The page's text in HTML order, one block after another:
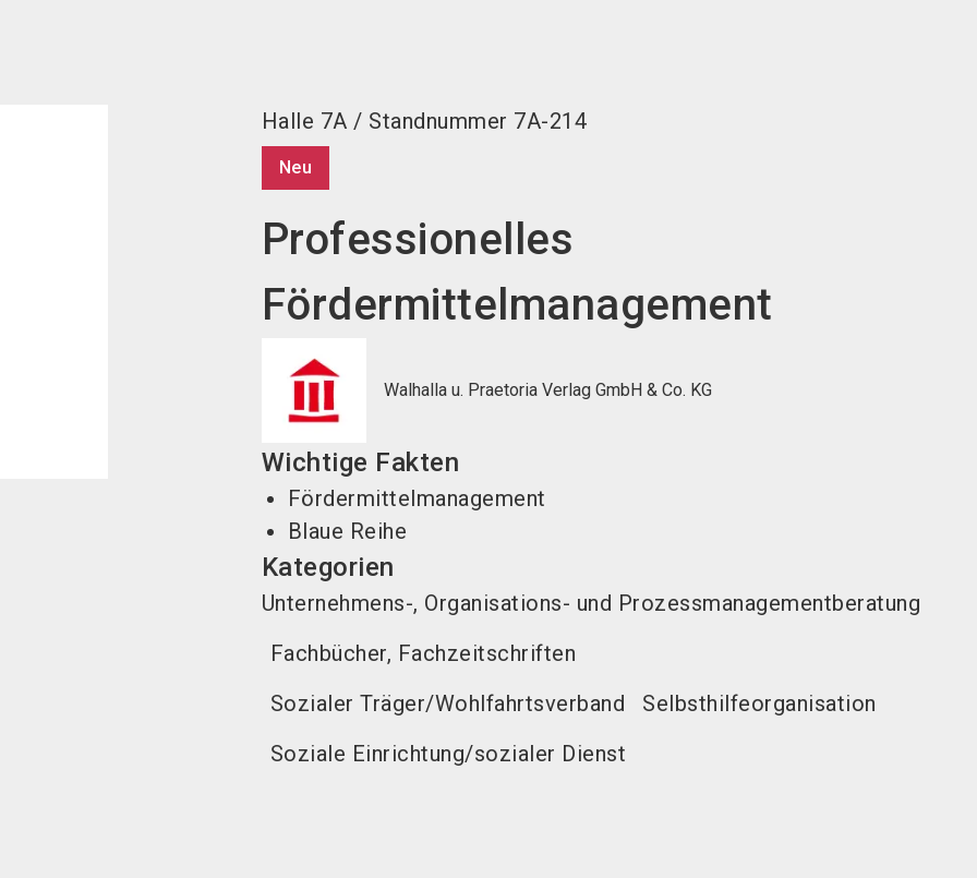
Halle 7A / Standnummer 7A-214
Neu
Professionelles
Fördermittelmanagement
Walhalla u. Praetoria Verlag GmbH & Co. KG
Wichtige Fakten
Fördermittelmanagement
Blaue Reihe
Kategorien
Unternehmens-, Organisations- und Prozessmanagementberatung
Fachbücher, Fachzeitschriften
Sozialer Träger/Wohlfahrtsverband
Selbsthilfeorganisation
Soziale Einrichtung/sozialer Dienst